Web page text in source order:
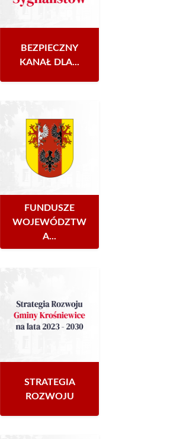
BEZPIECZNY
KANAŁ DLA...
FUNDUSZE
WOJEWÓDZTW
A...
STRATEGIA
ROZWOJU